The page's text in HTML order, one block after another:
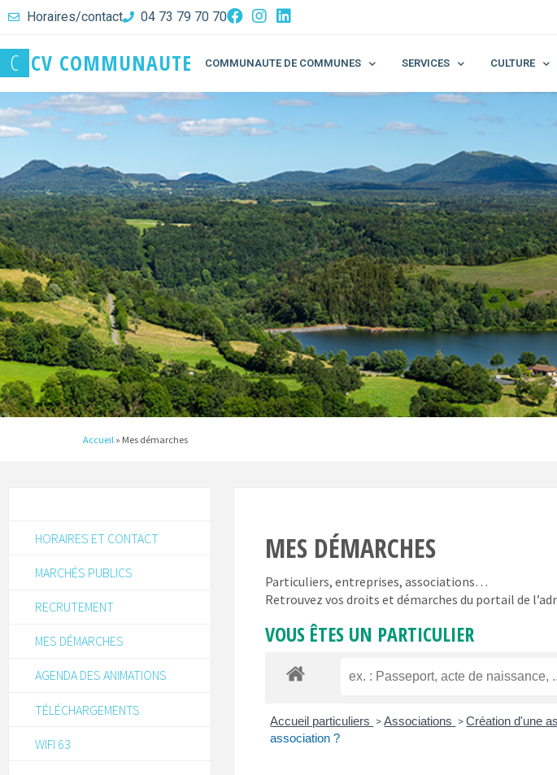
Horaires/contact 04 73 79 70 70
C CV COMMUNAUTE COMMUNAUTE DE COMMUNES SERVICES CULTURE
Accueil » Mes démarches
MES DÉMARCHES
Particuliers, entreprises, associations…
Retrouvez vos droits et démarches du portail de
VOUS ÊTES UN PARTICULIER
Accueil particuliers > Associations > Création d'une
association ?
HORAIRES ET CONTACT
MARCHÉS PUBLICS
RECRUTEMENT
MES DÉMARCHES
AGENDA DES ANIMATIONS
TÉLÉCHARGEMENTS
WIFI 63